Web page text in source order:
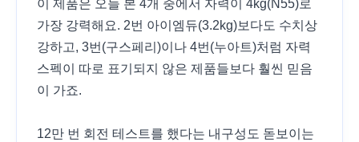
이 제품은 오늘 본 4개 중에서 자력이 4kg(N55)로
가장 강력해요. 2번 아이엠듀(3.2kg)보다도 수치상
강하고, 3번(구스페리)이나 4번(누아트)처럼 자력
스펙이 따로 표기되지 않은 제품들보다 훨씬 믿음
이 가죠.
12만 번 회전 테스트를 했다는 내구성도 돋보이는